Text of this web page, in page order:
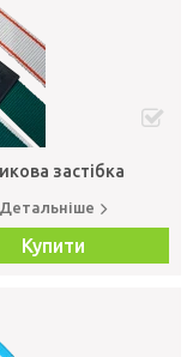
застібка
Детальніше
Купити